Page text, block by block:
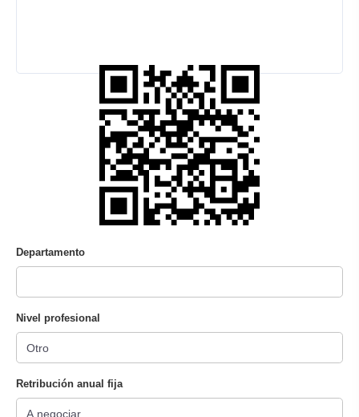
Departamento
Nivel profesional
Retribución anual fija